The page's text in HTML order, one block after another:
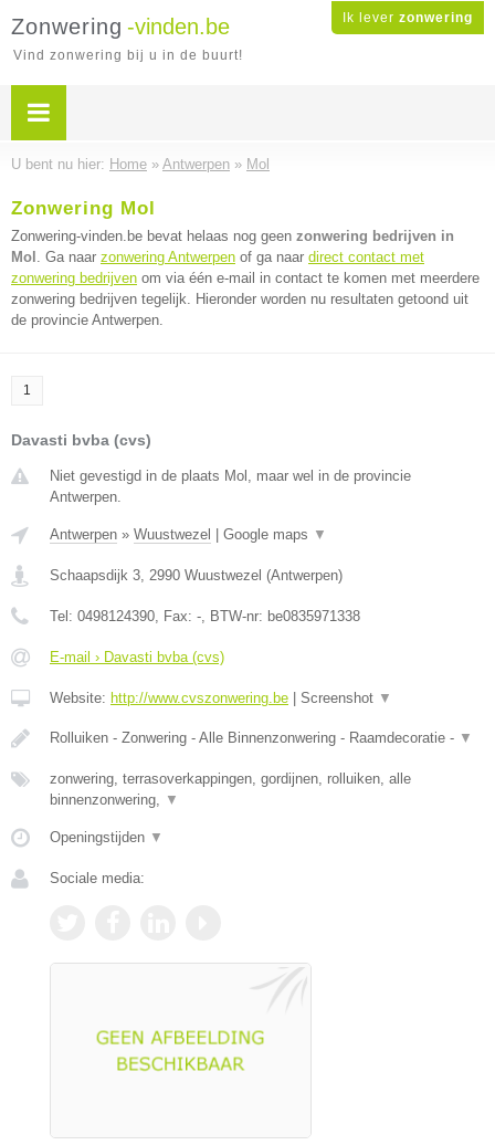
Ik lever zonwering
Zonwering -vinden.be
Vind zonwering bij u in de buurt!
U bent nu hier: Home » Antwerpen » Mol
Zonwering Mol
Zonwering-vinden.be bevat helaas nog geen zonwering bedrijven in
Mol . Ga naar zonwering Antwerpen of ga naar direct contact met
zonwering bedrijven om via één e-mail in contact te komen met meerdere
zonwering bedrijven tegelijk. Hieronder worden nu resultaten getoond uit
de provincie Antwerpen.
1
Davasti bvba (cvs)
Niet gevestigd in de plaats Mol, maar wel in de provincie
Antwerpen.
Antwerpen » Wuustwezel Google maps ▼
Schaapsdijk 3, 2990 Wuustwezel (Antwerpen)
Tel: 0498124390, Fax: -, BTW-nr: be0835971338
E-mail › Davasti bvba (cvs)
Website: http://www.cvszonwering.be Screenshot ▼
Rolluiken - Zonwering - Alle Binnenzonwering - Raamdecoratie - ▼
zonwering, terrasoverkappingen, gordijnen, rolluiken, alle
binnenzonwering, ▼
Openingstijden ▼
Sociale media: